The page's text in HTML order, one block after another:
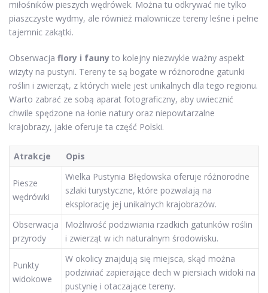
miłośników pieszych wędrówek. Można tu odkrywać nie tylko
piaszczyste wydmy, ale również malownicze tereny leśne i pełne
tajemnic zakątki.
Obserwacja flory i fauny to kolejny niezwykle ważny aspekt
wizyty na pustyni. Tereny te są bogate w różnorodne gatunki
roślin i zwierząt, z których wiele jest unikalnych dla tego regionu.
Warto zabrać ze sobą aparat fotograficzny, aby uwiecznić
chwile spędzone na łonie natury oraz niepowtarzalne
krajobrazy, jakie oferuje ta część Polski.
Atrakcje Opis
Piesze
wędrówki
Wielka Pustynia Błędowska oferuje różnorodne
szlaki turystyczne, które pozwalają na
eksplorację jej unikalnych krajobrazów.
Obserwacja
przyrody
Możliwość podziwiania rzadkich gatunków roślin
i zwierząt w ich naturalnym środowisku.
Punkty
widokowe
W okolicy znajdują się miejsca, skąd można
podziwiać zapierające dech w piersiach widoki na
pustynię i otaczające tereny.